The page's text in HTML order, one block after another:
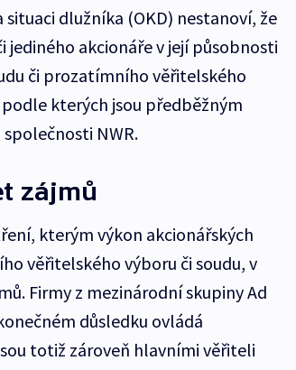
dlužníka (OKD) nestanoví, že
akcionáře v její působnosti
či prozatímního věřitelského
kterých jsou předběžným
NWR.
zájmů
kterým výkon akcionářských
věřitelského výboru či soudu, v
Firmy z mezinárodní skupiny Ad
důsledku ovládá
totiž zároveň hlavními věřiteli